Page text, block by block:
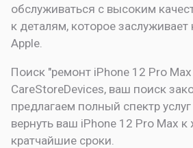
обслуживаться с высоким
к деталям, которое
Apple.
Поиск "ремонт iPhone 12 Pro
CareStoreDevices, ваш поиск
предлагаем полный спектр
вернуть ваш iPhone 12 Pro Max
кратчайшие сроки.